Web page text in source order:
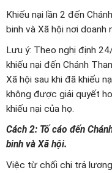
Khiếu nại lần 2 đến
binh và Xã hội nơi
Lưu ý: Theo nghị định
khiếu nại đến Chánh
Xã hội sau khi đã khiếu
không được giải quyết
khiếu nại của họ.
Cách 2: Tố cáo đến
binh và Xã hội.
Việc từ chối chi trả